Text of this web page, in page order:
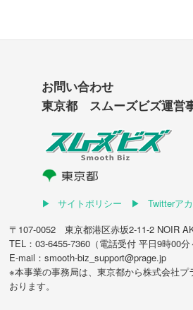
お問い合わせ
東京都 スムーズビズ運営
サイトポリシー
Twitterア
〒107-0052 東京都港区赤坂2-11-2 NOIR
TEL：03-6455-7360（電話受付 平日9時00分
E-mail：smooth-biz_support@prage.jp
※本事業の事務局は、東京都から株式会社プ
おります。